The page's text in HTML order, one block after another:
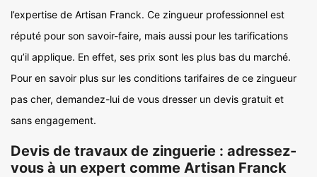
l’expertise de Artisan Franck. Ce zingueur professionnel est
réputé pour son savoir-faire, mais aussi pour les tarifications
qu’il applique. En effet, ses prix sont les plus bas du marché.
Pour en savoir plus sur les conditions tarifaires de ce zingueur
pas cher, demandez-lui de vous dresser un devis gratuit et
sans engagement.
Devis de travaux de zinguerie : adressez-
vous à un expert comme Artisan Franck